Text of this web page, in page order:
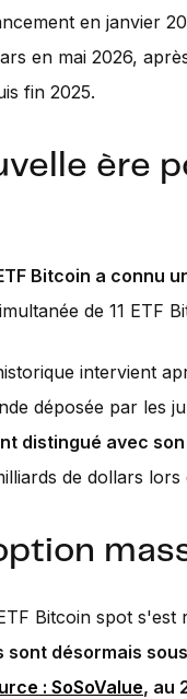
en janvier
en mai 2026,
fin 2025.
ère
Bitcoin a connu
de 11 ETF
intervient
déposée par les
distingué avec son
de dollars
Bitcoin spot s'est
désormais
: SoSoValue, au